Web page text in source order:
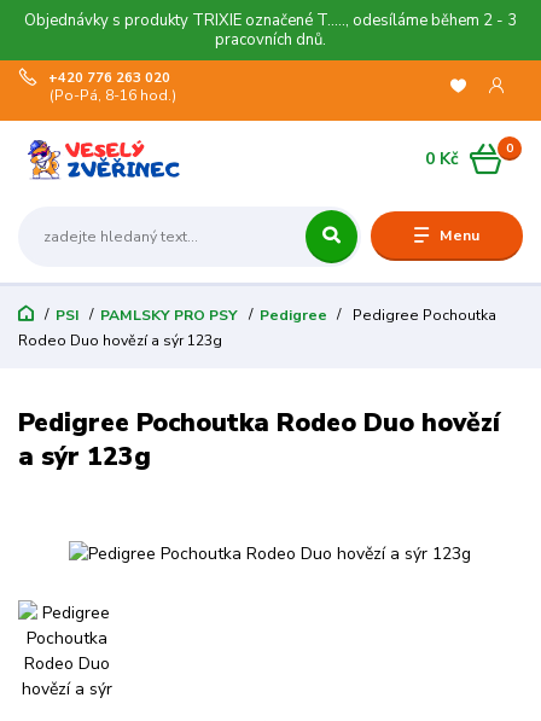
Objednávky s produkty TRIXIE označené T....., odesíláme během 2 - 3
pracovních dnů.
Menu
+420 776 263 020
(Po-Pá, 8-16 hod.)
0
0 Kč
PSI PAMLSKY PRO PSY Pedigree
Pedigree Pochoutka
Rodeo Duo hovězí a sýr 123g
Pedigree Pochoutka Rodeo Duo hovězí
a sýr 123g